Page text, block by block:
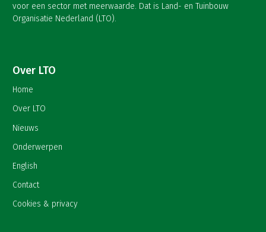
voor een sector met meerwaarde. Dat is Land- en Tuinbouw
Organisatie Nederland (LTO).
Over LTO
Home
Over LTO
Nieuws
Onderwerpen
English
Contact
Cookies & privacy